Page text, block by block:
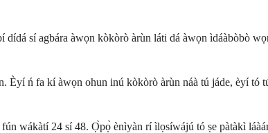
sí agbára àwọn kòkòrò àrùn láti dá àwọn ìdáàbòbò
ń fa kí àwọn ohun inú kòkòrò àrùn náà tú jáde, èyí
wákàtí 24 sí 48. Ọ̀pọ̀ ènìyàn rí ìlọsíwájú tó ṣe pàtàkì